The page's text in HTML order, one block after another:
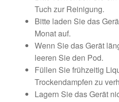
Tuch zur Reinigung.
Bitte laden Sie das
Monat auf.
Wenn Sie das Gerät
leeren Sie den Pod.
Füllen Sie frühzeitig
Trockendampfen zu
Lagern Sie das Gerät